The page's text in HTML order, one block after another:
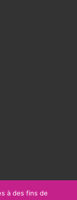
au
à des fins de